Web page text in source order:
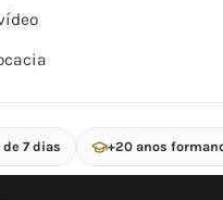
7 dias +20 anos